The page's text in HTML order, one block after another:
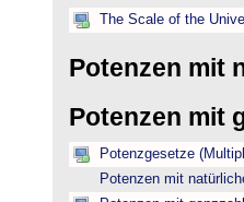
The Scale of the
Potenzen mit
Potenzen mit
Potenzgesetze
Potenzen mit